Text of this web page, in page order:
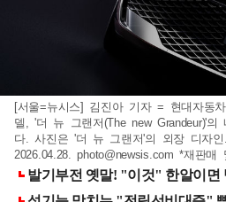
[서울=뉴시스] 김진아 기자 = 현대자동
델, '더 뉴 그랜저(The new Grandeur)'의
다. 사진은 '더 뉴 그랜저'의 외장 디자
2026.04.28.photo@newsis.com *재판매